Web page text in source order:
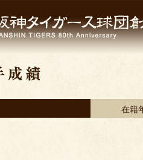
在籍